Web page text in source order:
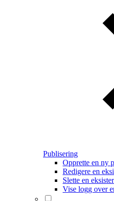
Publisering
Opprette en ny
Redigere en
Slette en
Vise logg over